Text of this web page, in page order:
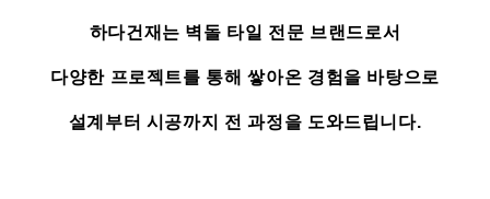
하다건재는 벽돌 타일 전문 브랜드로서
다양한 프로젝트를 통해 쌓아온 경험을 바탕으로
설계부터 시공까지 전 과정을 도와드립니다.